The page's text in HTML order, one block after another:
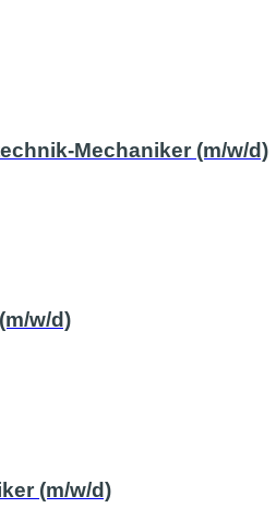
Mechaniker (m/w/d)
w/d)
(m/w/d)